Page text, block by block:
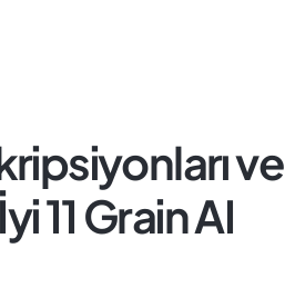
ve
11 Grain AI